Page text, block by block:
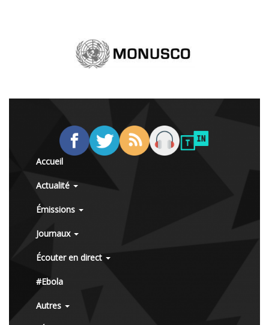
Accueil
Actualité
Émissions
Journaux
Écouter en direct
#Ebola
Autres